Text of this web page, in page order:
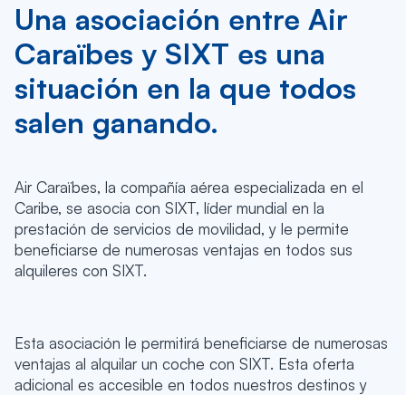
Una asociación entre Air
Caraïbes y SIXT es una
situación en la que todos
salen ganando.
Air Caraïbes, la compañía aérea especializada en el
Caribe, se asocia con SIXT, líder mundial en la
prestación de servicios de movilidad, y le permite
beneficiarse de numerosas ventajas en todos sus
alquileres con SIXT.
Esta asociación le permitirá beneficiarse de numerosas
ventajas al alquilar un coche con SIXT. Esta oferta
adicional es accesible en todos nuestros destinos y